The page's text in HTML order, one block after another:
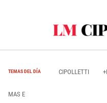
TEMAS DEL DÍA CIPOLLETTI
MAS E